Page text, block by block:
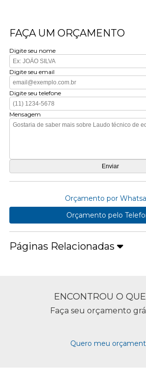
FAÇA UM ORÇAMENTO
Digite seu nome
Digite seu email
Digite seu telefone
Mensagem
Orçamento por
Orçamento pelo
Páginas Relacionadas
ENCONTROU O
Faça seu orçamento
Quero meu